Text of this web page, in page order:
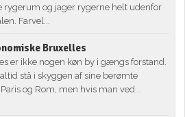
rygerum og jager rygerne helt udenfor
Farvel...
Bruxelles
er ikke nogen køn by i gængs forstand.
stå i skyggen af sine berømte
og Rom, men hvis man ved...